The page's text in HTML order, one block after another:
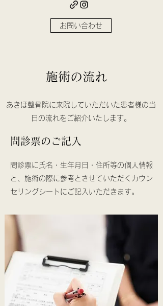
お問い合わせ
​施術の流れ
あきほ整骨院に来院していただいた患者様の当
日の流れをご紹介いたします。
​​問診票のご記入
問診票に氏名・生年月日・住所等の個人情報
と、施術の際に参考とさせていただくカウン
セリングシートにご記入いただきます。